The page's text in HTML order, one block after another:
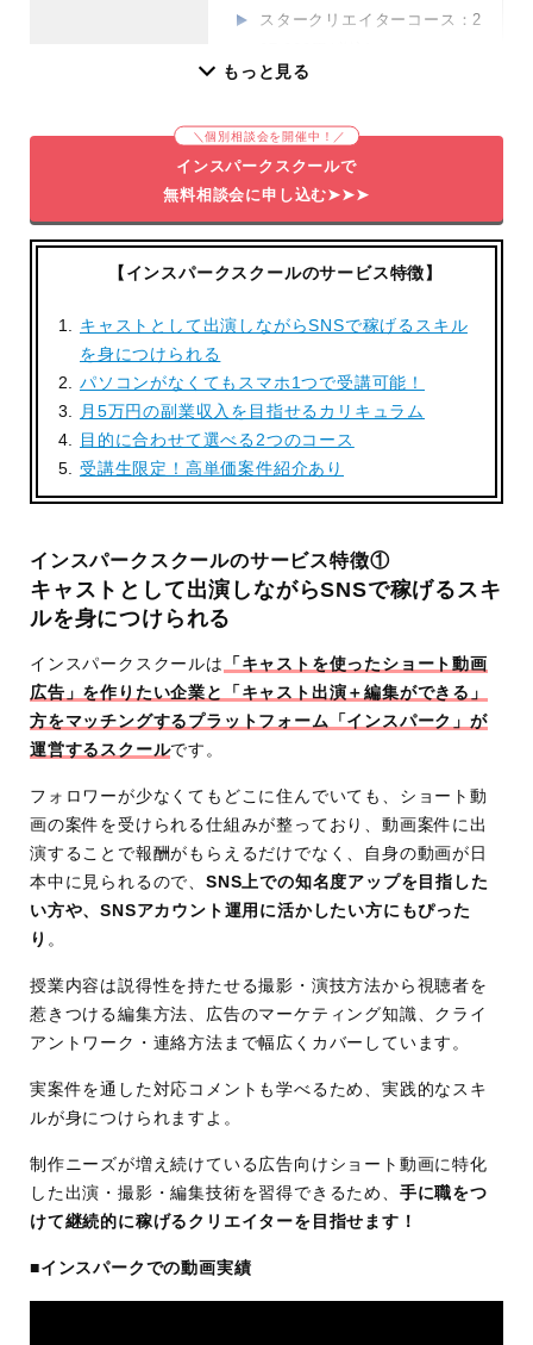
スタークリエイターコース：2
└内訳：授業料 275,000円(税
ンペーン適用後)
学習期間
ショート動画広告クリエイタ
スタークリエイターコース：2
講座時間
ショート動画広告クリエイターコ
ース：全5回
スタークリエイターコース：全7回
グの基本知識
効果的な撮影・編集方法
使用ソフト Capcut (iPhoneアプリ)
卒業後は案件依頼サポートあ
り
もっと見る
＼個別相談会を開催中！／
インスパークスクールで
無料相談会に申し込む➤➤➤
【インスパークスクールのサービス特徴】
キャストとして出演しながらSNSで稼げるスキル
を身につけられる
パソコンがなくてもスマホ1つで受講可能！
月5万円の副業収入を目指せるカリキュラム
目的に合わせて選べる2つのコース
受講生限定！高単価案件紹介あり
インスパークスクールのサービス特徴①
キャストとして出演しながらSNSで稼げるスキ
ルを身につけられる
インスパークスクールは
「キャストを使ったショート動画
広告」を作りたい企業と「キャスト出演＋編集ができる」
方をマッチングするプラットフォーム「インスパーク」が
運営するスクールです。
フォロワーが少なくてもどこに住んでいても、ショート動
画の案件を受けられる仕組みが整っており、動画案件に出
演することで報酬がもらえるだけでなく、自身の動画が日
本中に見られるので、 SNS上での知名度アップを目指した
い方や、SNSアカウント運用に活かしたい方にもぴった
り 。
授業内容は説得性を持たせる撮影・演技方法から視聴者を
惹きつける編集方法、広告のマーケティング知識、クライ
アントワーク・連絡方法まで幅広くカバーしています。
実案件を通した対応コメントも学べるため、実践的なスキ
ルが身につけられますよ。
制作ニーズが増え続けている広告向けショート動画に特化
した出演・撮影・編集技術を習得できるため、 手に職をつ
けて継続的に稼げるクリエイターを目指せます！
■インスパークでの動画実績